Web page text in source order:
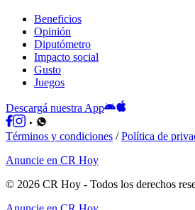
Beneficios
Opinión
Diputómetro
Impacto social
Gusto
Juegos
Descargá nuestra App
Términos y condiciones /Política de
Anuncie en CR Hoy
© 2026 CR Hoy - Todos los derechos